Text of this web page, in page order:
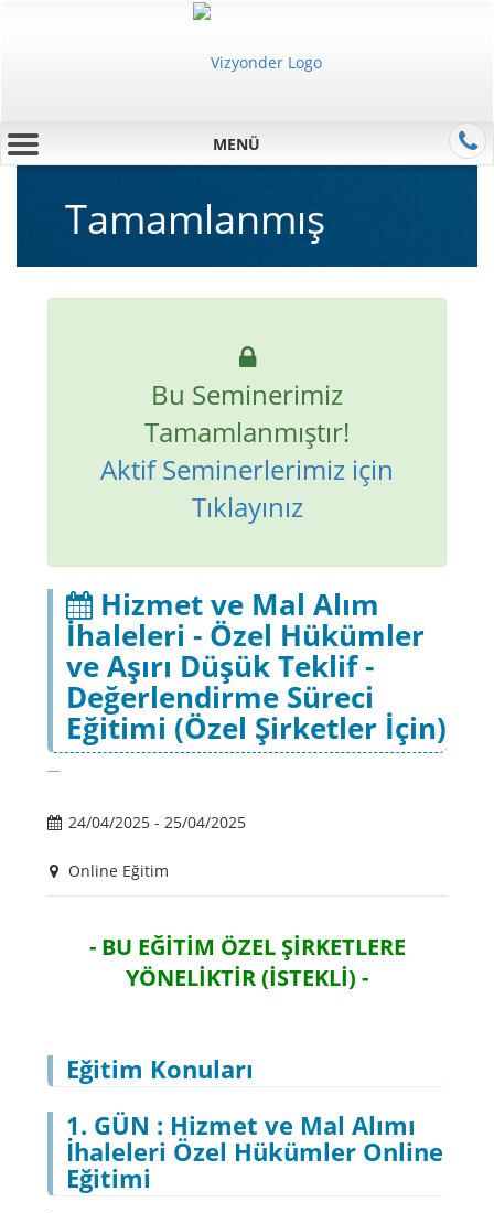
MENÜ
Tamamlanmış
Bu Seminerimiz
Tamamlanmıştır!
Aktif Seminerlerimiz için
Tıklayınız
Hizmet ve Mal Alım
İhaleleri - Özel Hükümler
ve Aşırı Düşük Teklif -
Değerlendirme Süreci
Eğitimi (Özel Şirketler İçin)
24/04/2025 - 25/04/2025
Online Eğitim
- BU EĞİTİM ÖZEL ŞİRKETLERE
YÖNELİKTİR (İSTEKLİ) -
Eğitim Konuları
1. GÜN : Hizmet ve Mal Alımı
İhaleleri Özel Hükümler Online
Eğitimi